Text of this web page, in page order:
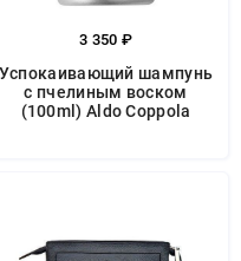
3 350 ₽
Успокаивающий шампунь
с пчелиным воском
(100ml) Aldo Coppola